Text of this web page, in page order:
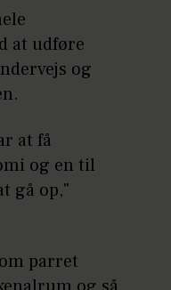
at udføre
og
at få
og en til
gå op,"
parret